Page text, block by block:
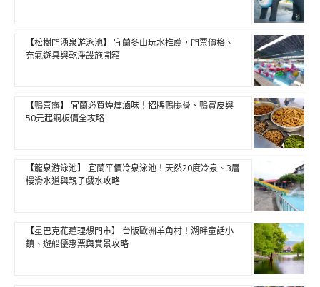
【松樹門湧泉游泳池】 宜蘭冬山玩水推薦，門票價格、
充氣遊具與乾淨設施開箱
【鴨喜露】 宜蘭必買煙燻滷味！招牌鴨腿骨、鴨賞皮與
50元起銅板價全攻略
【龍泉游泳池】 宜蘭平價冷泉泳池！天然20度冷泉、3層
樓滑水道與親子戲水攻略
【星巴克花蓮理想門市】 台版歐洲羊角村！湖畔童話小
鎮、遊船優惠票與賞景攻略